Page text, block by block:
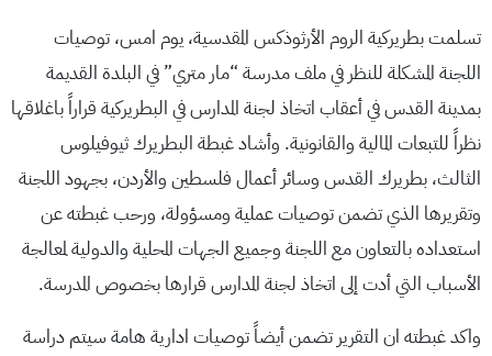
تسلمت بطريركية الروم الأرثوذكس المقدسية، يوم امس، توصيات
اللجنة المشكلة للنظر في ملف مدرسة “مار متري” في البلدة القديمة
بمدينة القدس في أعقاب اتخاذ لجنة المدارس في البطريركية قراراً باغلاقها
نظراً للتبعات المالية والقانونية. وأشاد غبطة البطريرك ثيوفيلوس
الثالث، بطريرك القدس وسائر أعمال فلسطين والأردن، بجهود اللجنة
وتقريرها الذي تضمن توصيات عملية ومسؤولة، ورحب غبطته عن
استعداده بالتعاون مع اللجنة وجميع الجهات المحلية والدولية لمعالجة
الأسباب التي أدت إلى اتخاذ لجنة المدارس قرارها بخصوص المدرسة.
واكد غبطته ان التقرير تضمن أيضاً توصيات ادارية هامة سيتم دراسة